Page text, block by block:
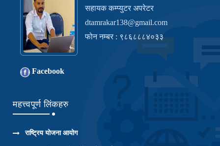
सहायक कम्प्युटर अपरेटर
dtamrakar138@gmail.com
फोन नम्बर : ९८६८८८४०३३
Facebook
महत्त्वपूर्ण लिंकहरु
राष्ट्रिय योजना आयोग